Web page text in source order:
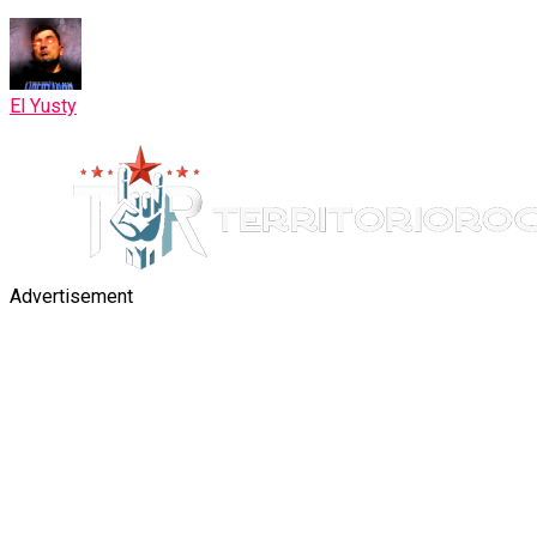
El Yusty
Advertisement